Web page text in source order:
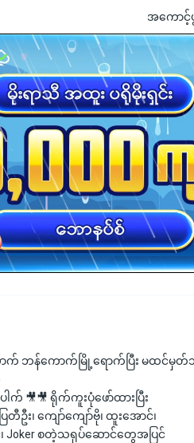
အကောင့်
ယောက် ဘန်ကောက်မြို့ရောက်ပြီး မ
က် 🎥🎥 ရိုက်ကူးပုံဖော်ထားပြီး
ဦး၊ ကျော်ကျော်ဗို၊ ထူးအောင်၊
၊ Joker စတဲ့သရုပ်ဆောင်တွေအပြင်